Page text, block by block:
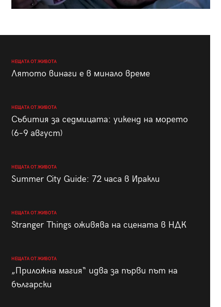
НЕЩАТА ОТ ЖИВОТА
Лятото винаги е в минало време
НЕЩАТА ОТ ЖИВОТА
Събития за седмицата: уикенд на морето
(6–9 август)
НЕЩАТА ОТ ЖИВОТА
Summer City Guide: 72 часа в Иракли
НЕЩАТА ОТ ЖИВОТА
Stranger Things оживява на сцената в НДК
НЕЩАТА ОТ ЖИВОТА
„Приложна магия“ идва за първи път на
български